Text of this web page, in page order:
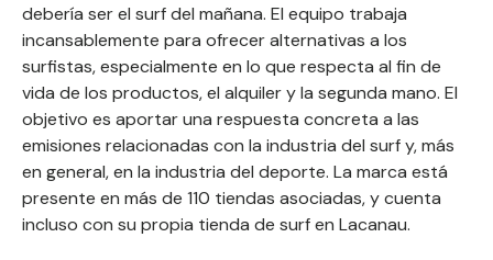
debería ser el surf del mañana. El equipo trabaja
incansablemente para ofrecer alternativas a los
surfistas, especialmente en lo que respecta al fin de
vida de los productos, el alquiler y la segunda mano. El
objetivo es aportar una respuesta concreta a las
emisiones relacionadas con la industria del surf y, más
en general, en la industria del deporte. La marca está
presente en más de 110 tiendas asociadas, y cuenta
incluso con su propia tienda de surf en Lacanau.